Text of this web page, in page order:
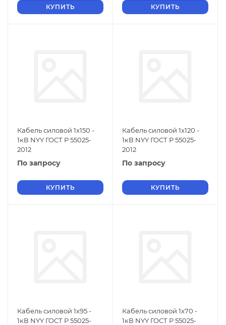
КУПИТЬ КУПИТЬ
Кабель силовой 1х150 -
1кВ NYY ГОСТ Р 55025-
2012
По запросу
КУПИТЬ
Кабель силовой 1х120 -
1кВ NYY ГОСТ Р 55025-
2012
По запросу
КУПИТЬ
Кабель силовой 1х95 -
1кВ NYY ГОСТ Р 55025-
Кабель силовой 1х70 -
1кВ NYY ГОСТ Р 55025-